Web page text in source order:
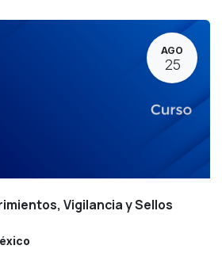
AGO
25
Vigilancia y Sellos